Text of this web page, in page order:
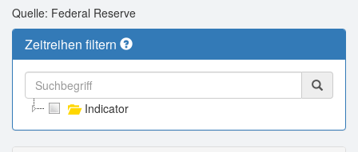
Quelle: Federal Reserve
Zeitreihen filtern
Indicator